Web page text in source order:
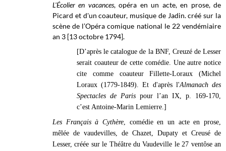
L'Écolier en vacances, opéra en un acte, en prose, de
Picard et d'un coauteur, musique de Jadin. créé sur la
scène de l’Opéra comique national le 22 vendémiaire
an 3 [13 octobre 1794].
[D’après le catalogue de la BNF, Creuzé de Lesser
serait coauteur de cette comédie. Une autre notice
cite comme coauteur Fillette-Loraux (Michel
Loraux (1779-1849). Et d'après l'Almanach des
Spectacles de Paris pour l’an IX, p. 169-170,
c’est Antoine-Marin Lemierre.]
Les Français à Cythère, comédie en un acte en prose,
mêlée de vaudevilles, de Chazet, Dupaty et Creusé de
Lesser, créée sur le Théâtre du Vaudeville le 27 ventôse an